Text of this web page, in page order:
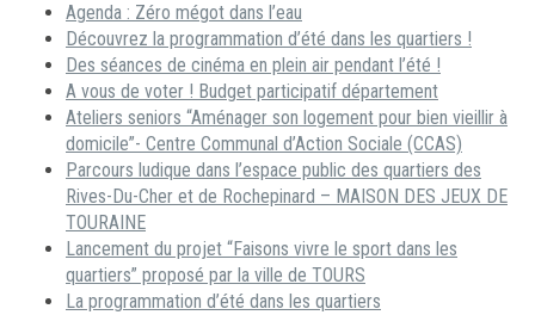
Agenda : Zéro mégot dans l’eau
Découvrez la programmation d’été dans les quartiers !
Des séances de cinéma en plein air pendant l’été !
A vous de voter ! Budget participatif département
Ateliers seniors “Aménager son logement pour bien vieillir à
domicile”- Centre Communal d’Action Sociale (CCAS)
Parcours ludique dans l’espace public des quartiers des
Rives-Du-Cher et de Rochepinard – MAISON DES JEUX DE
TOURAINE
Lancement du projet “Faisons vivre le sport dans les
quartiers” proposé par la ville de TOURS
La programmation d’été dans les quartiers